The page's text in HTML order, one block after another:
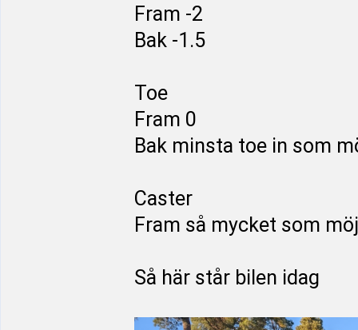
Fram -2
Bak -1.5
Toe
Fram 0
Bak minsta toe in som
Caster
Fram så mycket som
Så här står bilen idag